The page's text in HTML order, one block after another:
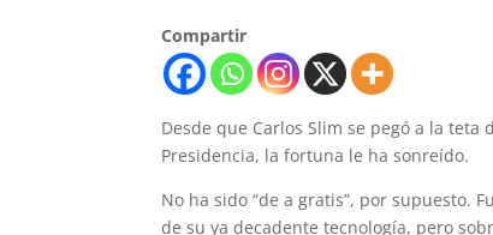
Compartir
Desde que Carlos Slim se pegó a la
Presidencia, la fortuna le ha sonreído.
No ha sido “de a gratis”, por supuesto.
de su ya decadente tecnología, pero